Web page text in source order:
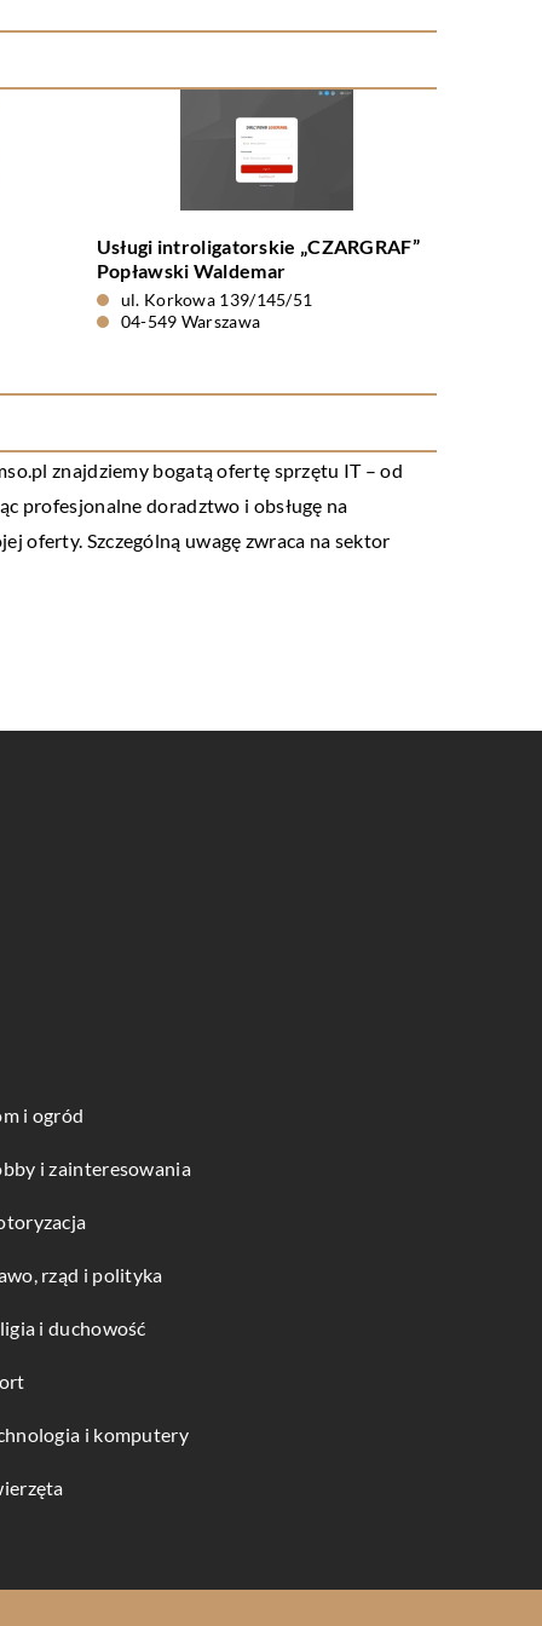
Usługi introligatorskie „CZARGRAF”
Popławski Waldemar
ul. Korkowa 139/145/51
04-549 Warszawa
znajdziemy bogatą ofertę sprzętu IT – od
profesjonalne doradztwo i obsługę na
oferty. Szczególną uwagę zwraca na sektor
i ogród
i zainteresowania
rząd i polityka
i duchowość
i komputery